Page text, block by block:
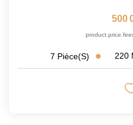
500
7 Pièce(s) 220